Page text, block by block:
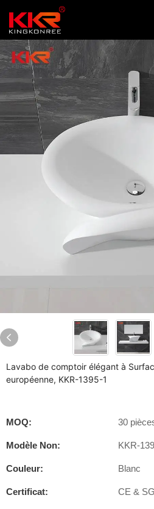
Lavabo de comptoir élégant à
européenne, KKR-1395-1
MOQ: 30
Modèle Non: KKR-
Couleur: Blanc
Certificat: CE &